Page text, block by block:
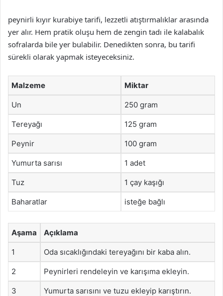
peynirli kıyır kurabiye tarifi, lezzetli atıştırmalıklar arasında
yer alır. Hem pratik oluşu hem de zengin tadı ile kalabalık
sofralarda bile yer bulabilir. Denedikten sonra, bu tarifi
sürekli olarak yapmak isteyeceksiniz.
Malzeme Miktar
Un 250 gram
Tereyağı 125 gram
Peynir 100 gram
Yumurta sarısı 1 adet
Tuz 1 çay kaşığı
Baharatlar isteğe bağlı
Aşama Açıklama
1 Oda sıcaklığındaki tereyağını bir kaba alın.
2 Peynirleri rendeleyin ve karışıma ekleyin.
3 Yumurta sarısını ve tuzu ekleyip karıştırın.